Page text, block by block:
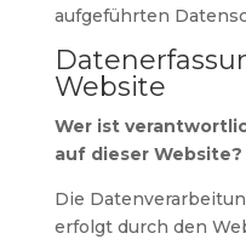
aufgeführten
Website
Wer ist
auf dieser Website?
Die
erfolgt durch den